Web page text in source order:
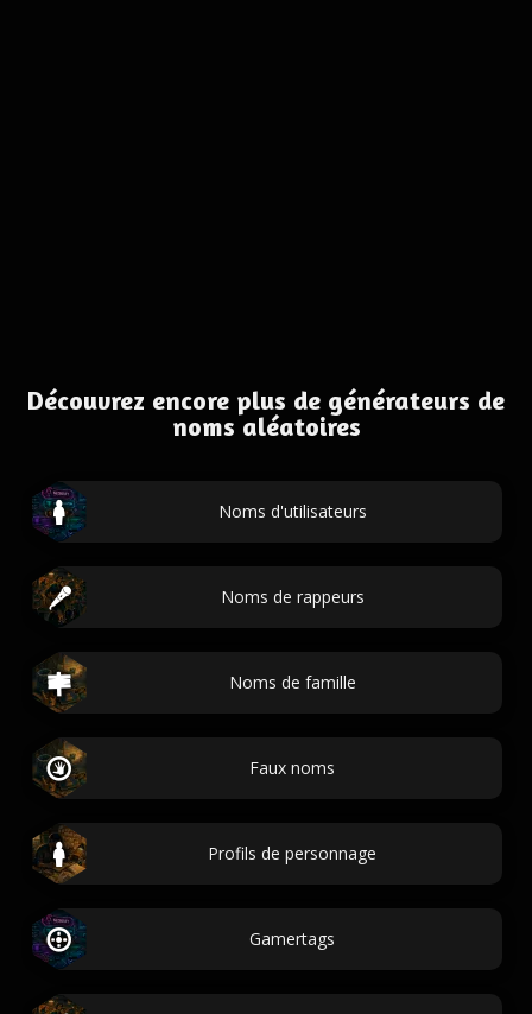
Découvrez encore plus de générateurs de
noms aléatoires
Noms d'utilisateurs
Noms de rappeurs
Noms de famille
Faux noms
Profils de personnage
Gamertags